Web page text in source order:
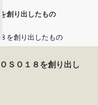
創り出したもの
を創り出したもの
ＳＯ１８を創り出し